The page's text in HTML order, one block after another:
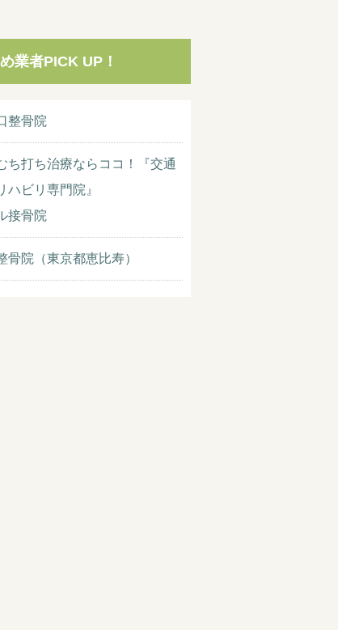
業者PICK UP！
整骨院
ち打ち治療ならココ！『交通
ハビリ専門院』
接骨院
骨院（東京都恵比寿）